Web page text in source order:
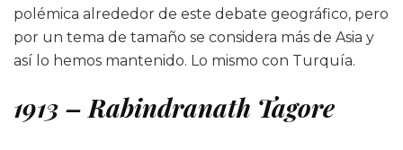
polémica alrededor de este debate geográfico, pero
por un tema de tamaño se considera más de Asia y
así lo hemos mantenido. Lo mismo con Turquía.
1913 – Rabindranath Tagore